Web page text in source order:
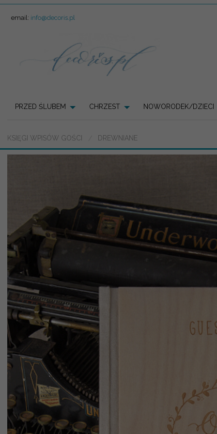
email: info@decoris.pl
PRZED ŚLUBEM CHRZEST NOWORODEK/DZIECI
KSIĘGI WPISÓW GOŚCI DREWNIANE